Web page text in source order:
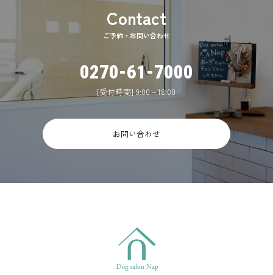
ご予約・お問い合わせ
0270-61-7000
[受付時間] 9:00～18:00
お問い合わせ